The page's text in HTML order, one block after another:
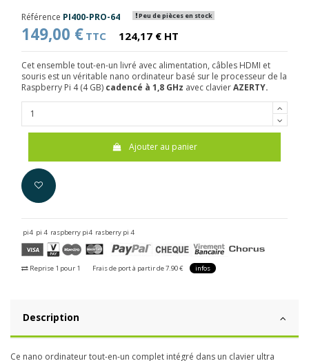
Référence PI400-PRO-64 Peu de pièces en stock
149,00 € TTC 124,17 € HT
Cet ensemble tout-en-un livré avec alimentation, câbles HDMI et
souris est un véritable nano ordinateur basé sur le processeur de la
Raspberry Pi 4 (4 GB) cadencé à 1,8 GHz avec clavierAZERTY.
Ajouter au panier
pi4 pi 4 raspberry pi4 rasberry pi 4
Reprise 1 pour 1 Frais de port à partir de 7.90 € infos
Description
Ce nano ordinateur tout-en-un complet intégré dans un clavier ultra